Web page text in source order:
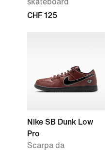
skateboard
CHF 125
Nike SB Dunk Low
Pro
Scarpa da